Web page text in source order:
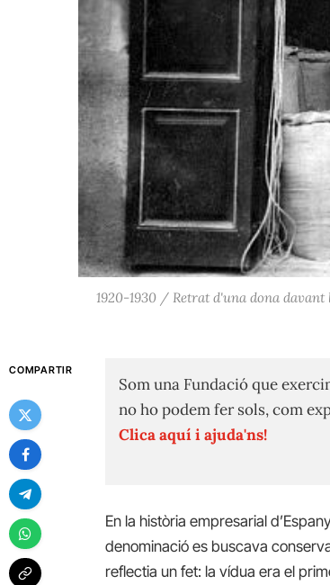
1920-1930 / Retrat d'una dona davant
COMPARTIR
Som una Fundació que
no ho podem fer sols, com
Clica aquí i ajuda'ns!
En la història empresarial
denominació es buscava
reflectia un fet: la vídua era el